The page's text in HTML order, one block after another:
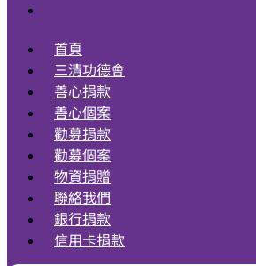
首頁
三清功德會
善心捐款
善心個案
勸募捐款
勸募個案
物資捐贈
聯絡我們
銀行捐款
信用卡捐款